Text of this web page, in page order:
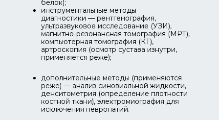
дополнительные методы (применяются
реже) — анализ синовиальной жидкости,
денситометрия (определение плотности
костной ткани), электромиография для
исключения невропатий.
белок);
инструментальные методы
диагностики — рентгенография,
ультразвуковое исследование (УЗИ),
магнитно-резонансная томография (МРТ),
компьютерная томография (КТ),
артроскопия (осмотр сустава изнутри,
применяется реже);